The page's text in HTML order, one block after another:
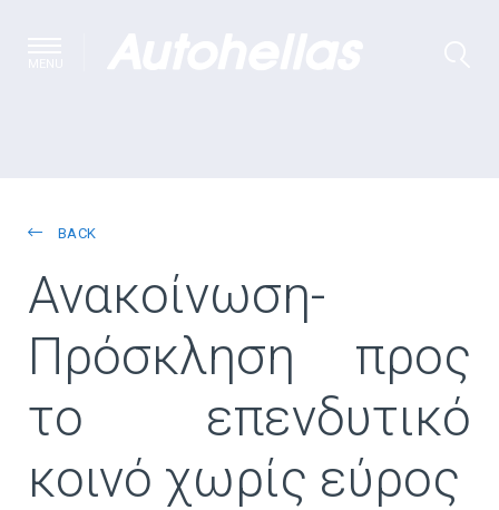
BACK
Ανακοίνωση-
Πρόσκληση προς
το επενδυτικό
κοινό χωρίς εύρος